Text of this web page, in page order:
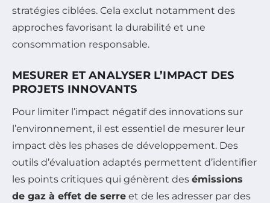
stratégies ciblées. Cela exclut notamment des
approches favorisant la durabilité et une
consommation responsable.
MESURER ET ANALYSER L’IMPACT DES
PROJETS INNOVANTS
Pour limiter l’impact négatif des innovations sur
l’environnement, il est essentiel de mesurer leur
impact dès les phases de développement. Des
outils d’évaluation adaptés permettent d’identifier
les points critiques qui génèrent des émissions
de gaz à effet de serre et de les adresser par des